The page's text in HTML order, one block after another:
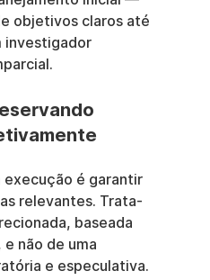
objetivos claros até
investigador
execução é garantir
relevantes. Trata-
baseada
não de uma
e especulativa.